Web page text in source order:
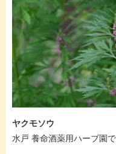
ヤクモソウ
水戸 養命酒薬用ハーブ園